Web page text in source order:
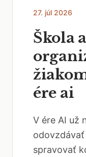
27. júl 2026
Škola
ére ai
V ére AI už
spravovať